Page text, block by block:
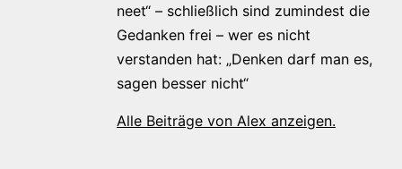
neet“ – schließlich sind zumindest die
Gedanken frei – wer es nicht
verstanden hat: „Denken darf man es,
sagen besser nicht“
Alle Beiträge von Alex anzeigen.